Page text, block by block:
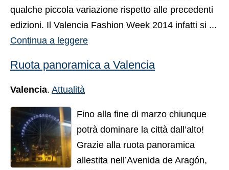
qualche piccola variazione rispetto alle precedenti
edizioni. Il Valencia Fashion Week 2014 infatti si ...
Continua a leggere
Ruota panoramica a Valencia
Valencia. Attualità
Fino alla fine di marzo chiunque
potrà dominare la città dall’alto!
Grazie alla ruota panoramica
allestita nell’Avenida de Aragón,